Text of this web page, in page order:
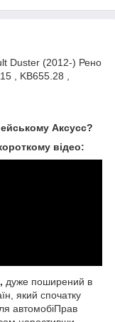
Duster (2012-) Рено
, KB655.28 ,
Аксусс?
відео:
дуже поширений в
який спочатку
автомобіПрав